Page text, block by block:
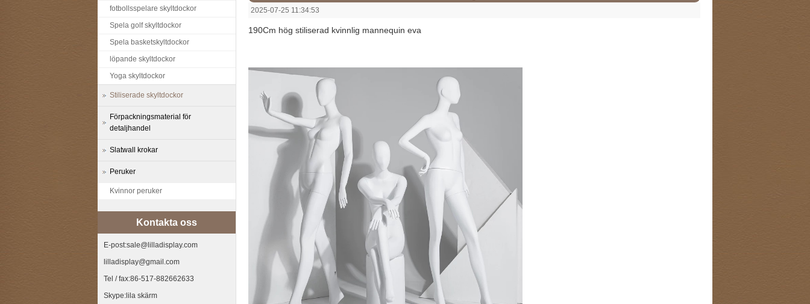
2025-07-25 11:34:53
190Cm hög stiliserad kvinnlig mannequin eva
fotbollsspelare skyltdockor
Spela golf skyltdockor
Spela basketskyltdockor
löpande skyltdockor
Yoga skyltdockor
Stiliserade skyltdockor
Förpackningsmaterial för
detaljhandel
Slatwall krokar
Peruker
Kvinnor peruker
Kontakta oss
E-post:sale@lilladisplay.com
lilladisplay@gmail.com
Tel / fax:86-517-882662633
Skype:lila skärm